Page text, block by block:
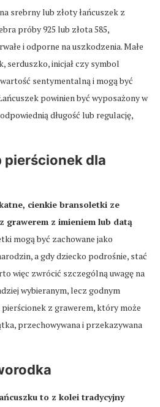
srebrny lub złoty łańcuszek z
próby 925 lub złota 585,
i odporne na uszkodzenia. Małe
serduszko, inicjał czy symbol
sentymentalną i mogą być
powinien być wyposażony w
długość lub regulację,
pierścionek dla
cienkie bransoletki ze
grawerem z imieniem lub datą
mogą być zachowane jako
a gdy dziecko podrośnie, stać
więc zwrócić szczególną uwagę na
wybieranym, lecz godnym
z grawerem, który może
przechowywana i przekazywana
to z kolei tradycyjny